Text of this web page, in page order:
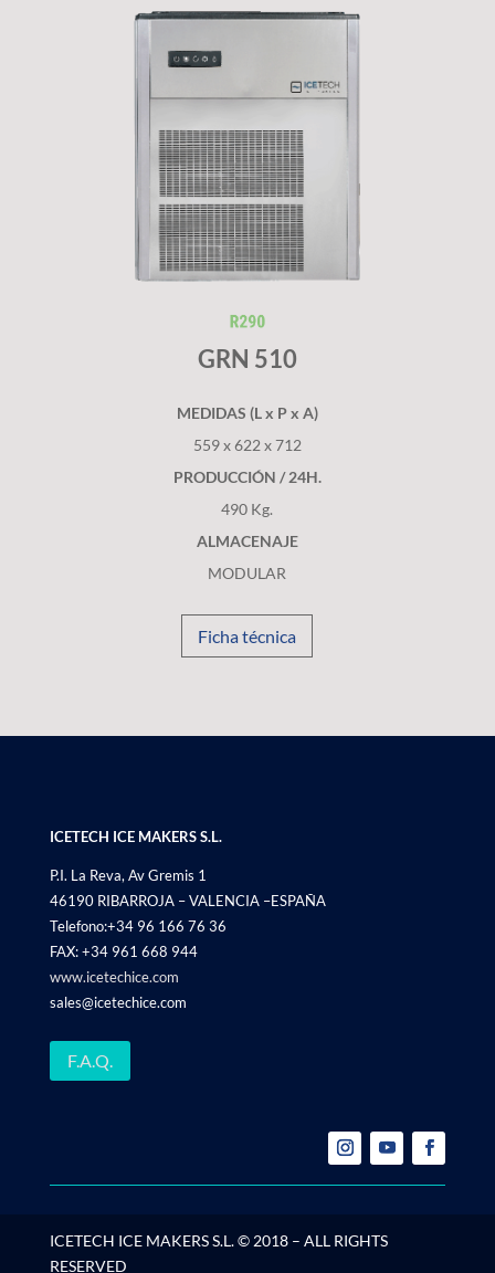
GRN 510
MEDIDAS (L x P x A)
559 x 622 x 712
PRODUCCIÓN / 24H.
490 Kg.
ALMACENAJE
MODULAR
Ficha técnica
ICETECH ICE MAKERS S.L.
P.I. La Reva, Av Gremis 1
46190 RIBARROJA – VALENCIA –ESPAÑA
Telefono:+34 96 166 76 36
FAX: +34 961 668 944
www.icetechice.com
sales@icetechice.com
F.A.Q.
ICETECH ICE MAKERS S.L. © 2018 – ALL RIGHTS
RESERVED